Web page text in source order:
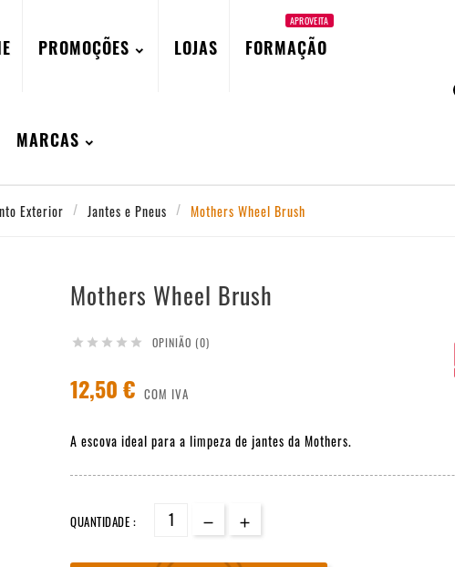
PROMOÇÕES LOJAS FORMAÇÃO
APROVEITA
MARCAS
Exterior Jantes e Pneus Mothers Wheel Brush
Mothers Wheel Brush
     OPINIÃO (0)
12,50 € COM IVA
A escova ideal para a limpeza de jantes da Mothers.
QUANTIDADE :